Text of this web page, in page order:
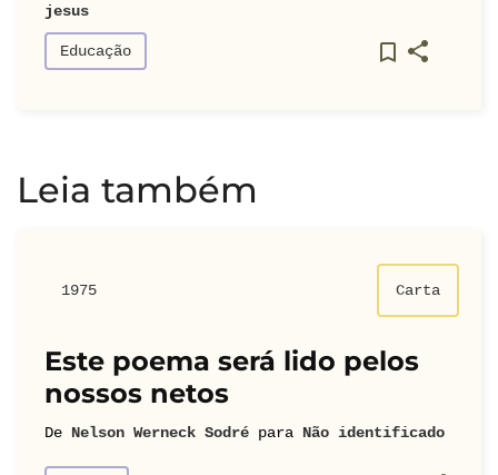
jesus
Educação
Leia também
1975 Carta
Este poema será lido pelos
nossos netos
De Nelson Werneck Sodré para Não identificado